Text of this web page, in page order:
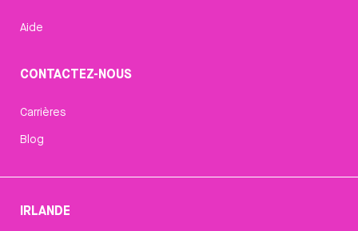
Aide
CONTACTEZ-NOUS
Carrières
Blog
IRLANDE